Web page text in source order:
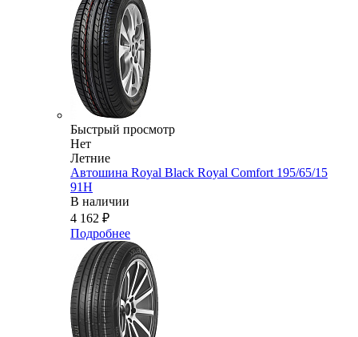
Быстрый просмотр
Нет
Летние
Автошина Royal Black Royal Comfort 195/65/15
91H
В наличии
4 162 ₽
Подробнее